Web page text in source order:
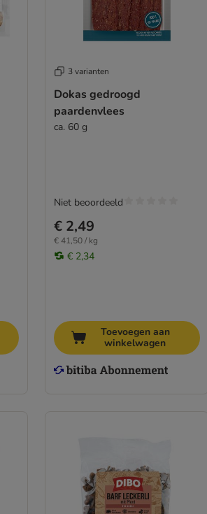
3 varianten
Dokas gedroogd
paardenvlees
ca. 60 g
€ 2,49
€ 41,50 / kg
€ 2,34
Niet beoordeeld
Toevoegen aan
winkelwagen